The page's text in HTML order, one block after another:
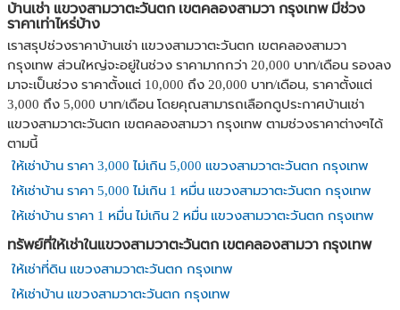
บ้านเช่า แขวงสามวาตะวันตก เขตคลองสามวา กรุงเทพ มีช่วง
ราคาเท่าไหร่บ้าง
เราสรุปช่วงราคาบ้านเช่า แขวงสามวาตะวันตก เขตคลองสามวา
กรุงเทพ ส่วนใหญ่จะอยู่ในช่วง ราคามากกว่า 20,000 บาท/เดือน รองลง
มาจะเป็นช่วง ราคาตั้งแต่ 10,000 ถึง 20,000 บาท/เดือน, ราคาตั้งแต่
3,000 ถึง 5,000 บาท/เดือน โดยคุณสามารถเลือกดูประกาศบ้านเช่า
แขวงสามวาตะวันตก เขตคลองสามวา กรุงเทพ ตามช่วงราคาต่างๆได้
ตามนี้
ให้เช่าบ้าน ราคา 3,000 ไม่เกิน 5,000 แขวงสามวาตะวันตก กรุงเทพ
ให้เช่าบ้าน ราคา 5,000 ไม่เกิน 1 หมื่น แขวงสามวาตะวันตก กรุงเทพ
ให้เช่าบ้าน ราคา 1 หมื่น ไม่เกิน 2 หมื่น แขวงสามวาตะวันตก กรุงเทพ
ทรัพย์ที่ให้เช่าในแขวงสามวาตะวันตก เขตคลองสามวา กรุงเทพ
ให้เช่าที่ดิน แขวงสามวาตะวันตก กรุงเทพ
ให้เช่าบ้าน แขวงสามวาตะวันตก กรุงเทพ